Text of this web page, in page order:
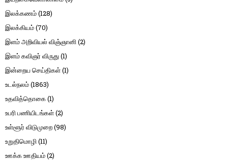
இலக்கணம்(128)
இலக்கியம்(70)
இளம் அறிவியல் விஞ்ஞானி (2)
இளம் கவிஞர் விருது(1)
இன்றைய செய்திகள்(1)
உடல்நலம்(1863)
உதவித்தொகை(1)
உபரி பணியிடங்கள்(2)
உள்ளூர் விடுமுறை(98)
உறுதிமொழி (11)
ஊக்க ஊதியம்(2)